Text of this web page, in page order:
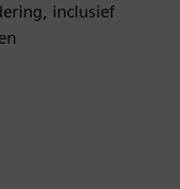
inclusief